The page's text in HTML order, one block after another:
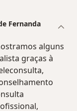
Fernanda
alguns
graças à